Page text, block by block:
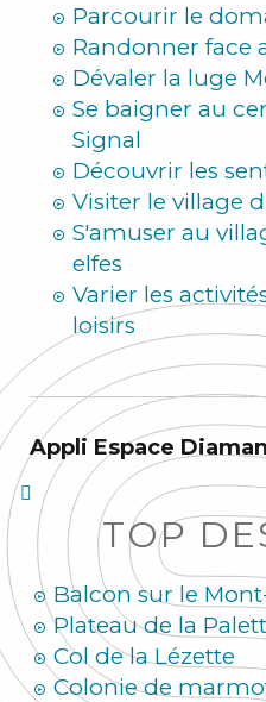
Parcourir le
Randonner face
Dévaler la luge
Se baigner au
Signal
Découvrir les
Visiter le village
S'amuser au
elfes
Varier les
loisirs
Appli Espace
TOP
Balcon sur le
Plateau de la
Col de la Lézette
Colonie de